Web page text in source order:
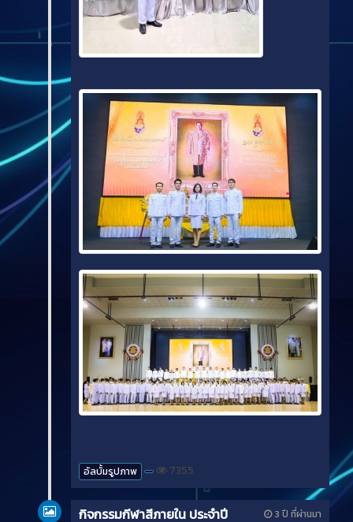
อัลบั้มรูปภาพ 7355
3 ปี ที่ผ่านมา
กิจกรรมกีฬาสีภายใน ประจำปี